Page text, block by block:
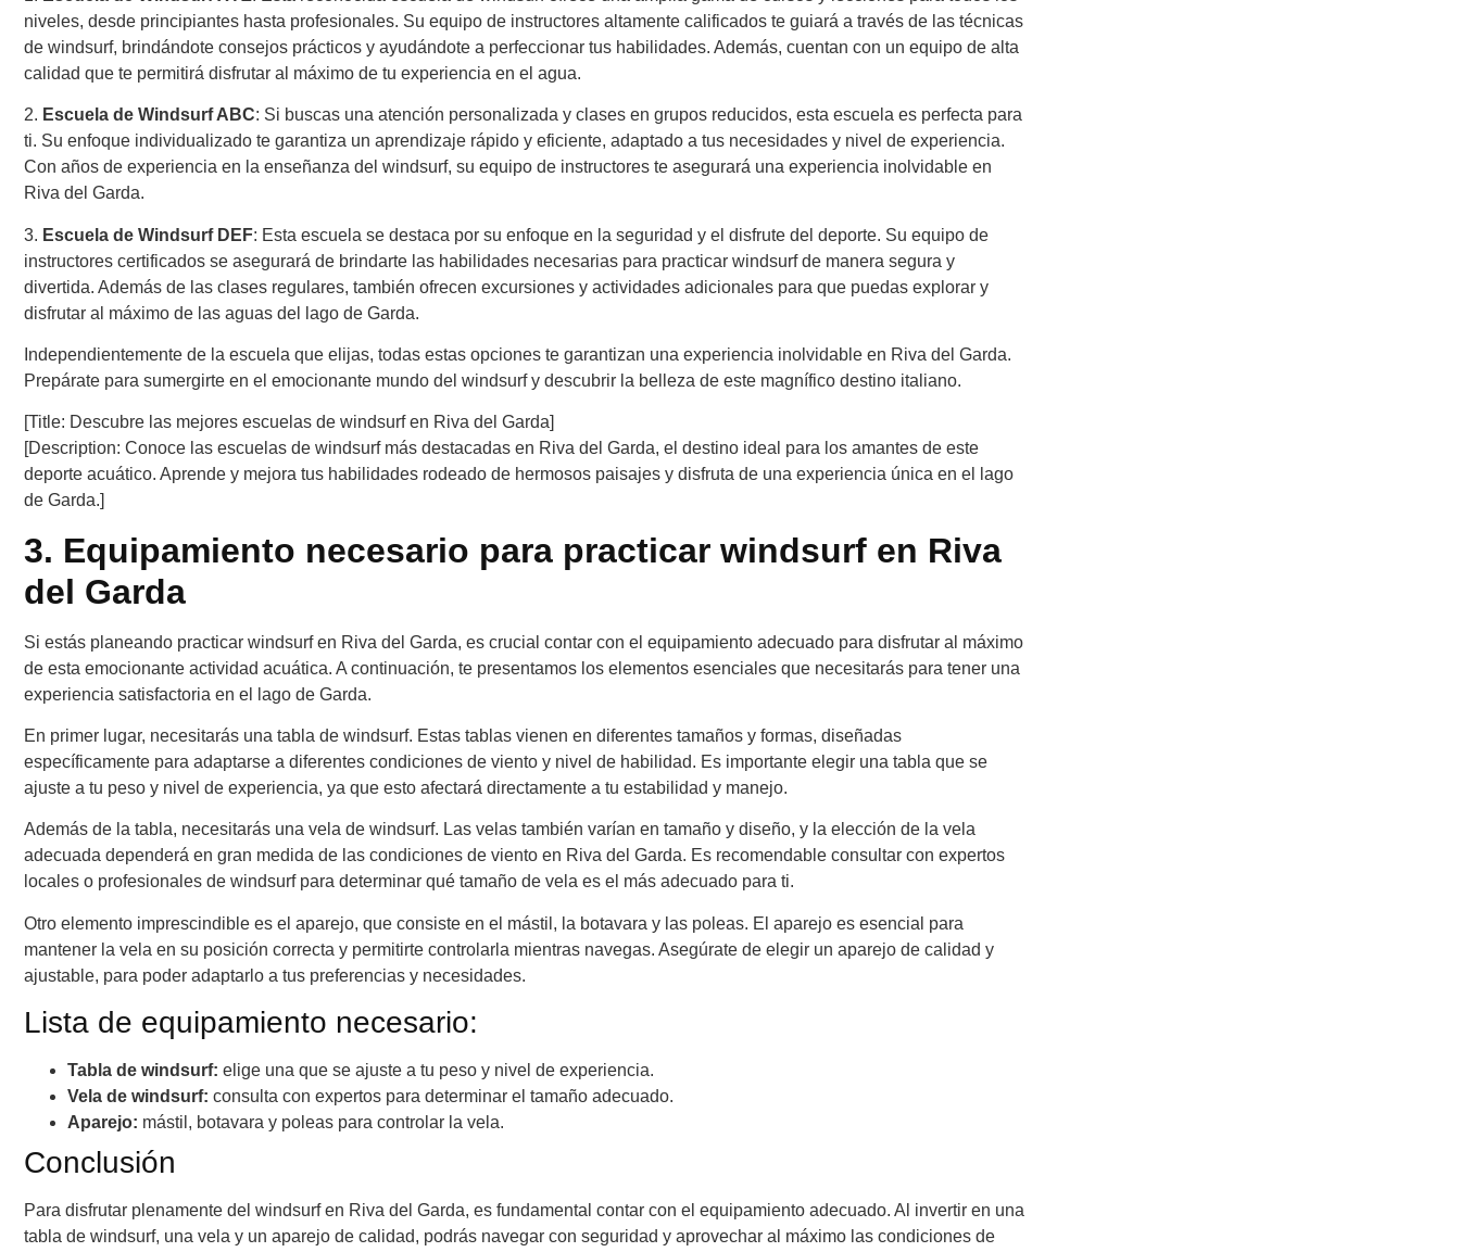
niveles, desde principiantes hasta profesionales. Su equipo de instructores altamente calificados te guiará a través de las técnicas
de windsurf, brindándote consejos prácticos y ayudándote a perfeccionar tus habilidades. Además, cuentan con un equipo de alta
calidad que te permitirá disfrutar al máximo de tu experiencia en el agua.
2. Escuela de Windsurf ABC: Si buscas una atención personalizada y clases en grupos reducidos, esta escuela es perfecta para
ti. Su enfoque individualizado te garantiza un aprendizaje rápido y eficiente, adaptado a tus necesidades y nivel de experiencia.
Con años de experiencia en la enseñanza del windsurf, su equipo de instructores te asegurará una experiencia inolvidable en
Riva del Garda.
3. Escuela de Windsurf DEF: Esta escuela se destaca por su enfoque en la seguridad y el disfrute del deporte. Su equipo de
instructores certificados se asegurará de brindarte las habilidades necesarias para practicar windsurf de manera segura y
divertida. Además de las clases regulares, también ofrecen excursiones y actividades adicionales para que puedas explorar y
disfrutar al máximo de las aguas del lago de Garda.
Independientemente de la escuela que elijas, todas estas opciones te garantizan una experiencia inolvidable en Riva del Garda.
Prepárate para sumergirte en el emocionante mundo del windsurf y descubrir la belleza de este magnífico destino italiano.
[Title: Descubre las mejores escuelas de windsurf en Riva del Garda]
[Description: Conoce las escuelas de windsurf más destacadas en Riva del Garda, el destino ideal para los amantes de este
deporte acuático. Aprende y mejora tus habilidades rodeado de hermosos paisajes y disfruta de una experiencia única en el lago
de Garda.]
3. Equipamiento necesario para practicar windsurf en Riva
del Garda
Si estás planeando practicar windsurf en Riva del Garda, es crucial contar con el equipamiento adecuado para disfrutar al máximo
de esta emocionante actividad acuática. A continuación, te presentamos los elementos esenciales que necesitarás para tener una
experiencia satisfactoria en el lago de Garda.
En primer lugar, necesitarás una tabla de windsurf. Estas tablas vienen en diferentes tamaños y formas, diseñadas
específicamente para adaptarse a diferentes condiciones de viento y nivel de habilidad. Es importante elegir una tabla que se
ajuste a tu peso y nivel de experiencia, ya que esto afectará directamente a tu estabilidad y manejo.
Además de la tabla, necesitarás una vela de windsurf. Las velas también varían en tamaño y diseño, y la elección de la vela
adecuada dependerá en gran medida de las condiciones de viento en Riva del Garda. Es recomendable consultar con expertos
locales o profesionales de windsurf para determinar qué tamaño de vela es el más adecuado para ti.
Otro elemento imprescindible es el aparejo, que consiste en el mástil, la botavara y las poleas. El aparejo es esencial para
mantener la vela en su posición correcta y permitirte controlarla mientras navegas. Asegúrate de elegir un aparejo de calidad y
ajustable, para poder adaptarlo a tus preferencias y necesidades.
Lista de equipamiento necesario:
Tabla de windsurf: elige una que se ajuste a tu peso y nivel de experiencia.
Vela de windsurf: consulta con expertos para determinar el tamaño adecuado.
Aparejo: mástil, botavara y poleas para controlar la vela.
Conclusión
Para disfrutar plenamente del windsurf en Riva del Garda, es fundamental contar con el equipamiento adecuado. Al invertir en una
tabla de windsurf, una vela y un aparejo de calidad, podrás navegar con seguridad y aprovechar al máximo las condiciones de